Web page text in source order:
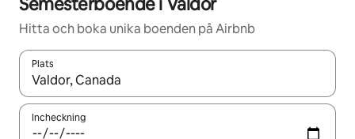
Hitta och boka unika boenden på Airbnb
Plats
När resultaten är tillgängliga kan du navigera med upp- och
Incheckning